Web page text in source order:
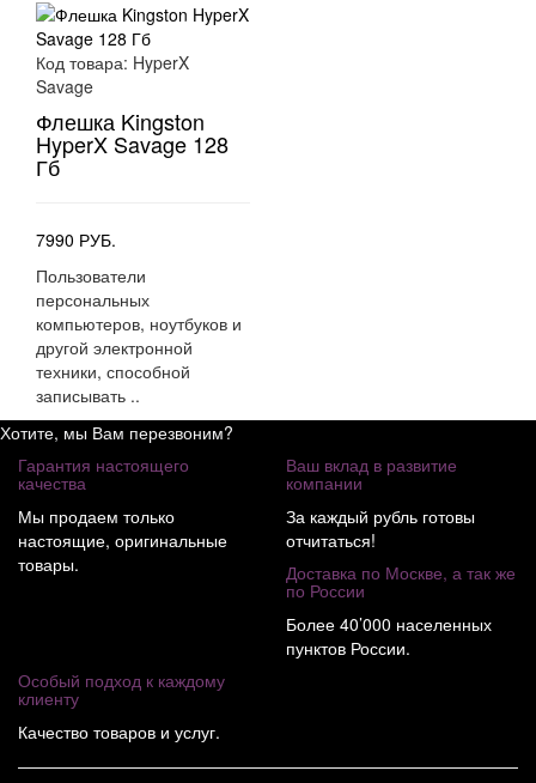
Код товара: HyperX
Savage
Флешка Kingston
HyperX Savage 128
Гб
7990 РУБ.
Пользователи
персональных
компьютеров, ноутбуков и
другой электронной
техники, способной
записывать ..
Хотите, мы Вам перезвоним?
Гарантия настоящего
качества
Мы продаем только
настоящие, оригинальные
товары.
Ваш вклад в развитие
компании
За каждый рубль готовы
отчитаться!
Доставка по Москве, а так же
по России
Более 40’000 населенных
пунктов России.
Особый подход к каждому
клиенту
Качество товаров и услуг.